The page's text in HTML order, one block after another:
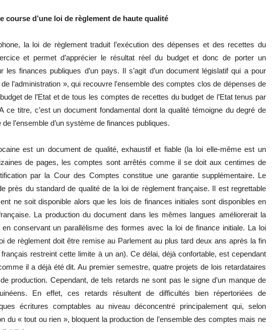
course d’une loi de règlement de haute qualité
la loi de règlement traduit l’exécution des dépenses et des recettes du
et permet d’apprécier le résultat réel du budget et donc de porter un
les finances publiques d’un pays. Il s’agit d’un document législatif qui a pour
l’administration », qui recouvre l’ensemble des comptes clos de dépenses de
de l’Etat et de tous les comptes de recettes du budget de l’Etat tenus par
ce titre, c’est un document fondamental dont la qualité témoigne du degré de
l’ensemble d’un système de finances publiques.
est un document de qualité, exhaustif et fiable (la loi elle-même est un
de pages, les comptes sont arrêtés comme il se doit aux centimes de
par la Cour des Comptes constitue une garantie supplémentaire. Le
près du standard de qualité de la loi de règlement française. Il est regrettable
ne soit disponible alors que les lois de finances initiales sont disponibles en
La production du document dans les mêmes langues améliorerait la
en conservant un parallélisme des formes avec la loi de finance initiale. La loi
de règlement doit être remise au Parlement au plus tard deux ans après la fin
restreint cette limite à un an). Ce délai, déjà confortable, est cependant
il a déjà été dit. Au premier semestre, quatre projets de lois retardataires
production. Cependant, de tels retards ne sont pas le signe d’un manque de
En effet, ces retards résultent de difficultés bien répertoriées de
écritures comptables au niveau déconcentré principalement qui, selon
du « tout ou rien », bloquent la production de l’ensemble des comptes mais ne